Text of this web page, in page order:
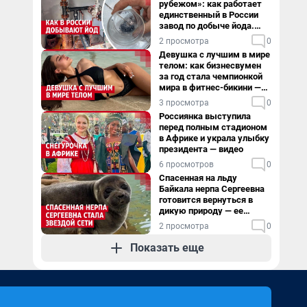
рубежом»: как работает
единственный в России
завод по добыче йода.
Видео
2 просмотра 0
Девушка с лучшим в мире
телом: как бизнесвумен
за год стала чемпионкой
мира в фитнес-бикини —
видео
3 просмотра 0
Россиянка выступила
перед полным стадионом
в Африке и украла улыбку
президента — видео
6 просмотров 0
Спасенная на льду
Байкала нерпа Сергеевна
готовится вернуться в
дикую природу — ее
видеоистория
2 просмотра 0
Показать еще